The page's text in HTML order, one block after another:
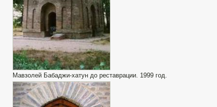
Мавзолей Бабаджи-хатун до реставрации. 1999 год.